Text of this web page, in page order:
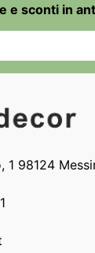
e sconti in
1 98124